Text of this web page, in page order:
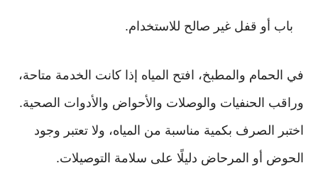
باب أو قفل غير صالح للاستخدام.
في الحمام والمطبخ، افتح المياه إذا كانت الخدمة متاحة،
وراقب الحنفيات والوصلات والأحواض والأدوات الصحية.
اختبر الصرف بكمية مناسبة من المياه، ولا تعتبر وجود
الحوض أو المرحاض دليلًا على سلامة التوصيلات.